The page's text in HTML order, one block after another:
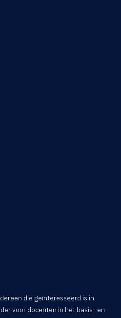
die geïnteresseerd is in
voor docenten in het basis- en